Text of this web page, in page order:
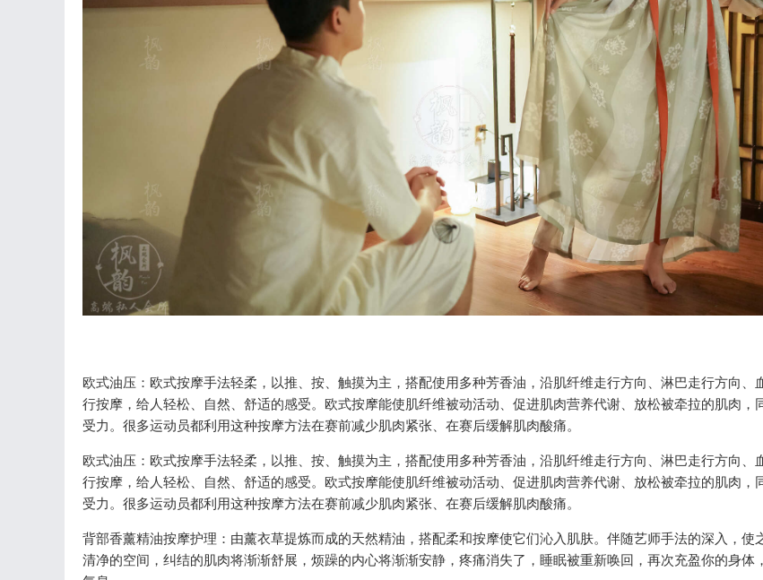
欧式油压：欧式按摩手法轻柔，以推、按、触摸为主，搭配使用多种芳香油，沿肌纤维走行方向、淋巴走行方向、
行按摩，给人轻松、自然、舒适的感受。欧式按摩能使肌纤维被动活动、促进肌肉营养代谢、放松被牵拉的肌肉，
受力。很多运动员都利用这种按摩方法在赛前减少肌肉紧张、在赛后缓解肌肉酸痛。
欧式油压：欧式按摩手法轻柔，以推、按、触摸为主，搭配使用多种芳香油，沿肌纤维走行方向、淋巴走行方向、
行按摩，给人轻松、自然、舒适的感受。欧式按摩能使肌纤维被动活动、促进肌肉营养代谢、放松被牵拉的肌肉，
受力。很多运动员都利用这种按摩方法在赛前减少肌肉紧张、在赛后缓解肌肉酸痛。
背部香薰精油按摩护理：由薰衣草提炼而成的天然精油，搭配柔和按摩使它们沁入肌肤。伴随艺师手法的深入，使
清净的空间，纠结的肌肉将渐渐舒展，烦躁的内心将渐渐安静，疼痛消失了，睡眠被重新唤回，再次充盈你的身体